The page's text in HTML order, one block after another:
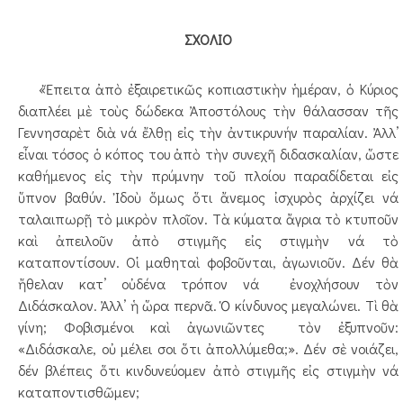
ΣΧΟΛΙΟ
«Ἔπειτα ἀπὸ ἐξαιρετικῶς κοπιαστικὴν ἡμέραν, ὁ Κύριος
διαπλέει μὲ τοὺς δώδεκα Ἀποστόλους τὴν θάλασσαν τῆς
Γεννησαρὲτ διὰ νά ἔλθῃ εἰς τὴν ἀντικρυνήν παραλίαν. Ἀλλ’
εἶναι τόσος ὁ κόπος του ἀπὸ τὴν συνεχῆ διδασκαλίαν, ὥστε
καθήμενος εἰς τὴν πρύμνην τοῦ πλοίου παραδίδεται εἰς
ὕπνον βαθύν. Ἰδοὺ ὅμως ὅτι ἄνεμος ἰσχυρὸς ἀρχίζει νά
ταλαιπωρῇ τὸ μικρὸν πλοῖον. Τὰ κύματα ἄγρια τὸ κτυποῦν
καὶ ἀπειλοῦν ἀπὸ στιγμῆς εἰς στιγμὴν νά τὸ
καταποντίσουν. Οἱ μαθηταὶ φοβοῦνται, ἀγωνιοῦν. Δέν θὰ
ἤθελαν κατ’ οὐδένα τρόπον νά ἐνοχλήσουν τὸν
Διδάσκαλον. Ἀλλ’ ἡ ὥρα περνᾶ. Ὁ κίνδυνος μεγαλώνει. Τὶ θὰ
γίνη; Φοβισμένοι καὶ ἀγωνιῶντες τὸν ἐξυπνοῦν:
«Διδάσκαλε, οὐ μέλει σοι ὅτι ἀπολλύμεθα;». Δέν σὲ νοιάζει,
δέν βλέπεις ὅτι κινδυνεύομεν ἀπὸ στιγμῆς εἰς στιγμὴν νά
καταποντισθῶμεν;